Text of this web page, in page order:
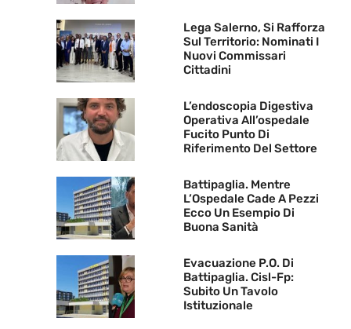
Lega Salerno, Si Rafforza
Sul Territorio: Nominati I
Nuovi Commissari
Cittadini
L’endoscopia Digestiva
Operativa All’ospedale
Fucito Punto Di
Riferimento Del Settore
Battipaglia. Mentre
L’Ospedale Cade A Pezzi
Ecco Un Esempio Di
Buona Sanità
Evacuazione P.O. Di
Battipaglia. Cisl-Fp:
Subito Un Tavolo
Istituzionale